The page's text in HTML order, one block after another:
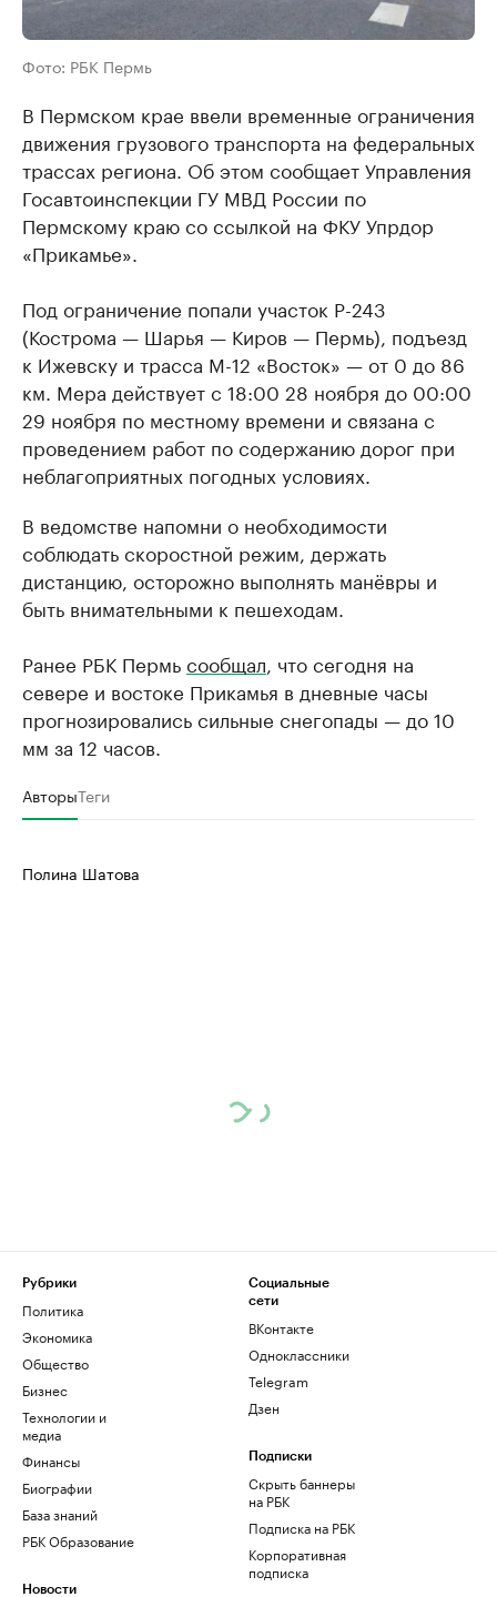
Фото: РБК Пермь
В Пермском крае ввели временные ограничения
движения грузового транспорта на федеральных
трассах региона. Об этом сообщает Управления
Госавтоинспекции ГУ МВД России по
Пермскому краю со ссылкой на ФКУ Упрдор
«Прикамье».
Под ограничение попали участок Р-243
(Кострома — Шарья — Киров — Пермь), подъезд
к Ижевску и трасса М-12 «Восток» — от 0 до 86
км. Мера действует с 18:00 28 ноября до 00:00
29 ноября по местному времени и связана с
проведением работ по содержанию дорог при
неблагоприятных погодных условиях.
В ведомстве напомни о необходимости
соблюдать скоростной режим, держать
дистанцию, осторожно выполнять манёвры и
быть внимательными к пешеходам.
Ранее РБК Пермьсообщал , что сегодня на
севере и востоке Прикамья в дневные часы
прогнозировались сильные снегопады — до 10
мм за 12 часов.
АвторыТеги
Полина Шатова
Рубрики
Политика
Экономика
Общество
Бизнес
Технологии и
медиа
Финансы
Биографии
База знаний
РБК Образование
Новости
Социальные
сети
ВКонтакте
Одноклассники
Telegram
Дзен
Подписки
Скрыть баннеры
на РБК
Подписка на РБК
Корпоративная
подписка